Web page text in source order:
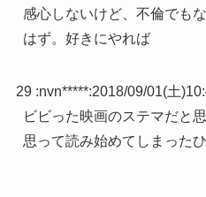
感心しないけど、不倫でも
はず。好きにやれば
29 :nvn*****:2018/09/01(土
ビビった映画のステマだと
思って読み始めてしまった